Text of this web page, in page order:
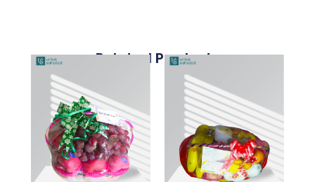
Related Products